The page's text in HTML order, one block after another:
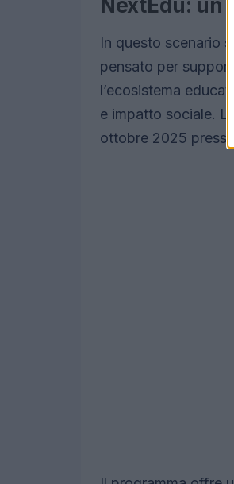
NextEdu: un
In questo scenario
pensato per
l’ecosistema
e impatto sociale.
ottobre 2025 presso